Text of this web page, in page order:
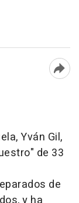
Yván Gil,
de 33
de